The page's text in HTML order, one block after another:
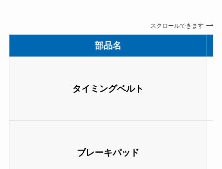
スクロールできます
部品名
タイミングベルト
ブレーキパッド